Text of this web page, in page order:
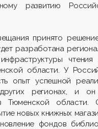
развитию
принято
разработана
области. У
опыт успешной
регионах, и он
Тюменской области.
новых книжных
фондов